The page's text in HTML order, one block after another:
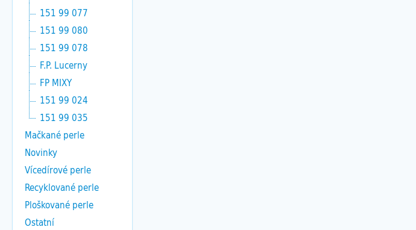
151 99 077
151 99 080
151 99 078
F.P. Lucerny
FP MIXY
151 99 024
151 99 035
Mačkané perle
Novinky
Vícedírové perle
Recyklované perle
Ploškované perle
Ostatní